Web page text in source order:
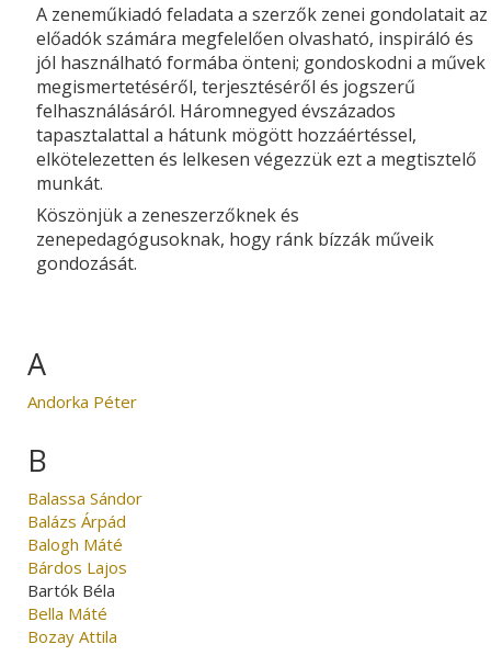
A zeneműkiadó feladata a szerzők zenei gondolatait az
előadók számára megfelelően olvasható, inspiráló és
jól használható formába önteni; gondoskodni a művek
megismertetéséről, terjesztéséről és jogszerű
felhasználásáról. Háromnegyed évszázados
tapasztalattal a hátunk mögött hozzáértéssel,
elkötelezetten és lelkesen végezzük ezt a megtisztelő
munkát.
Köszönjük a zeneszerzőknek és
zenepedagógusoknak, hogy ránk bízzák műveik
gondozását.
A
Andorka Péter
B
Balassa Sándor
Balázs Árpád
Balogh Máté
Bárdos Lajos
Bartók Béla
Bella Máté
Bozay Attila